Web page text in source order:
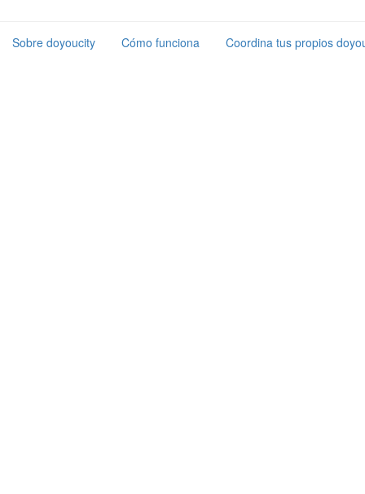
Sobre doyoucity Cómo funciona Coordina tus propios